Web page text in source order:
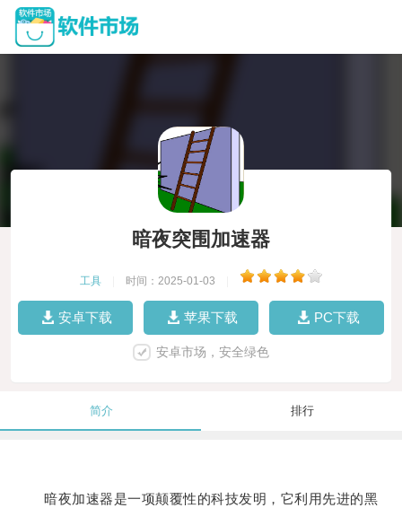
暗夜突围加速器
工具 时间：2025-01-03
安卓下载 苹果下载 PC下载
安卓市场，安全绿色
简介 排行
暗夜加速器是一项颠覆性的科技发明，它利用先进的黑